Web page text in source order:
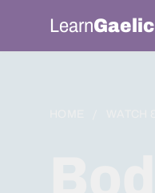
LearnGaelic